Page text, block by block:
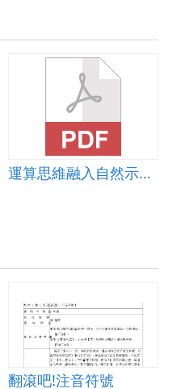
運算思維融入自然示範教案-七彩霓虹燈
翻滾吧!注音符號